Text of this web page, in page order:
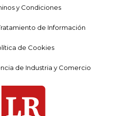
y Condiciones
de Información
de Cookies
de Industria y Comercio